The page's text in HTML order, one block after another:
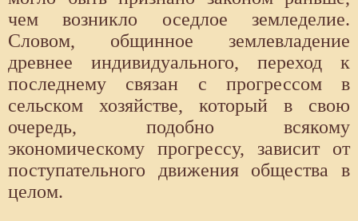
чем возникло оседлое земледелие.
Словом, общинное землевладение
древнее индивидуального, переход к
последнему связан с прогрессом в
сельском хозяйстве, который в свою
очередь, подобно всякому
экономическому прогрессу, зависит от
поступательного движения общества в
целом.